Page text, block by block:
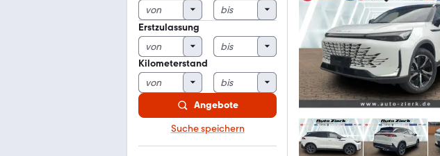
Erstzulassung
Kilometerstand
Angebote
Suche speichern